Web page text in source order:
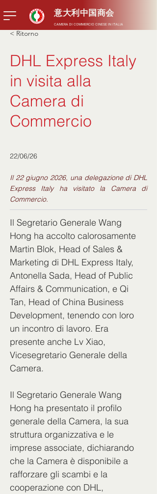
意大利中国商会
CAMERA DI COMMERCIO CINESE IN ITALIA
< Ritorno
DHL Express Italy
in visita alla
Camera di
Commercio
22/06/26
Il 22 giugno 2026, una delegazione di DHL
Express Italy ha visitato la Camera di
Commercio.
Il Segretario Generale Wang
Hong ha accolto calorosamente
Martin Blok, Head of Sales &
Marketing di DHL Express Italy,
Antonella Sada, Head of Public
Affairs & Communication, e Qi
Tan, Head of China Business
Development, tenendo con loro
un incontro di lavoro. Era
presente anche Lv Xiao,
Vicesegretario Generale della
Camera.
Il Segretario Generale Wang
Hong ha presentato il profilo
generale della Camera, la sua
struttura organizzativa e le
imprese associate, dichiarando
che la Camera è disponibile a
rafforzare gli scambi e la
cooperazione con DHL,